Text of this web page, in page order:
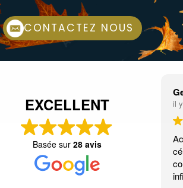
CONTACTEZ NOUS
EXCELLENT
Basée sur 28 avis
il